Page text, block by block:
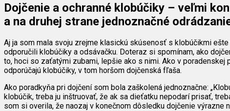
Dojčenie a ochranné klobúčiky – veľmi
a na druhej strane jednoznačné
Aj ja som mala svoju zrejme klasickú skúsenosť s klobúčikmi
odporučili klobúčiky a odsávačku. Doteraz si spomínam, ako
to, hoci so zaťatými zubami, lepšie ako s nimi. Ako v
odporúčajú klobúčiky, v tom horšom dojčenská fľaša.
Ako poradkyňa pri dojčení som bola zaškolená jednoznačne:
klobúčik, treba ju inštruovať, že ak sa dieťatku nepodarí prisať,
som si overila, že naozaj v konečnom dôsledku dojčenie výrazne